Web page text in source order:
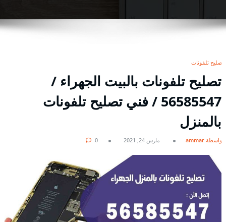
تصليح تلفونات
تصليح تلفونات بالبيت الجهراء /
56585547 / فني تصليح تلفونات
بالمنزل
بواسطة ammar مارس 24, 2021 0